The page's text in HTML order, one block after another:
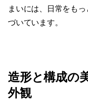
まいには、日常をも
づいています。
造形と構成の
外観